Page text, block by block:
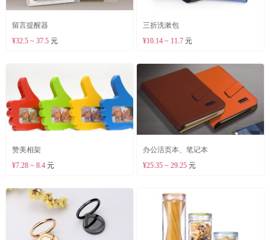
留言提醒器
¥32.5 ~ 37.5元
三折洗漱包
¥10.14 ~ 11.7 元
赞美相架
¥7.28 ~ 8.4元
办公活页本、笔记本
¥25.35 ~ 29.25 元